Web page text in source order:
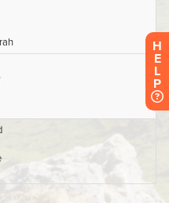
H
E
L
P